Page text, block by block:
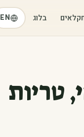
בלוג EN
טריות